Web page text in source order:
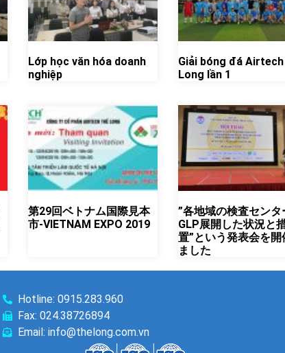
Lớp học văn hóa doanh
nghiệp
Giải bóng đá
Long lần 1
第29回ベトナム国際見本
市-VIETNAM EXPO 2019
”各地域の検査センタ
GLP展開した状況と
置”という発表会を開
ました
Hotline: 0915.283.960
Fax: 024.38726894
Email: info@thelong.com.vn